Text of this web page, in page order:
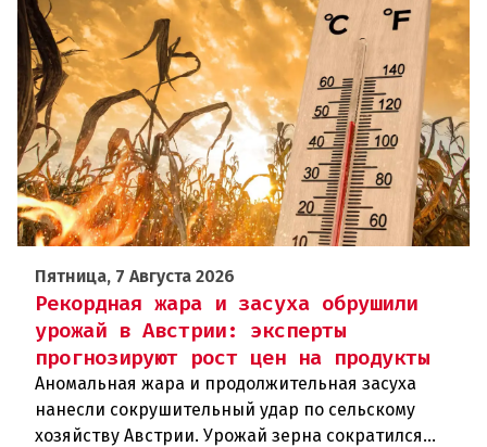
Пятница, 7 Августа 2026
Рекордная жара и засуха обрушили
урожай в Австрии: эксперты
прогнозируют рост цен на продукты
Аномальная жара и продолжительная засуха
нанесли сокрушительный удар по сельскому
хозяйству Австрии. Урожай зерна сократился